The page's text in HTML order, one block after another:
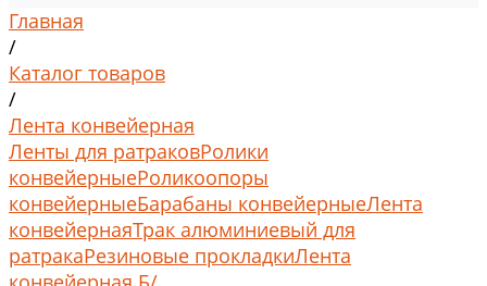
Главная
/
Каталог товаров
/
Лента конвейерная
Ленты для ратраковРолики
конвейерныеРоликоопоры
конвейерныеБарабаны конвейерныеЛента
конвейернаяТрак алюминиевый для
ратракаРезиновые прокладкиЛента